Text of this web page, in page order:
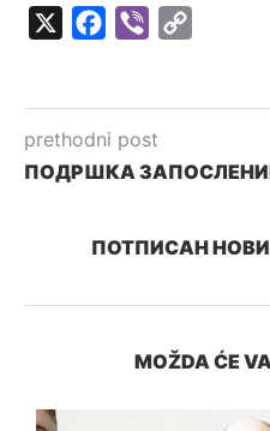
Facebook
Viber
prethodni post
ПОДРШКА
ПОТПИСАН
MOŽDA ĆE